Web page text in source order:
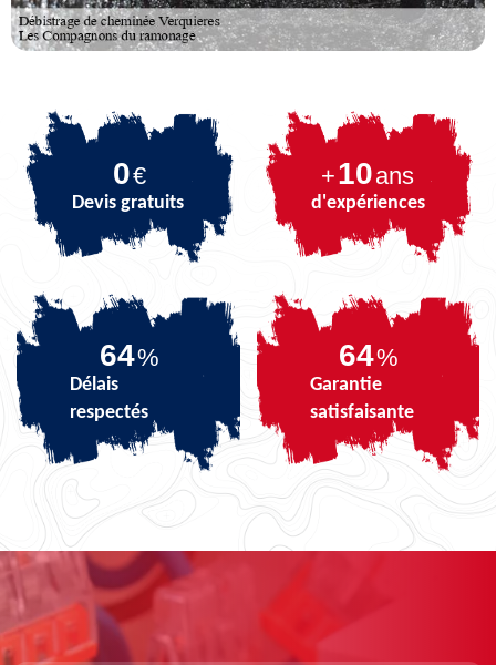
0€
Devis gratuits
+10ans
d'expériences
80%
Délais
respectés
80%
Garantie
satisfaisante